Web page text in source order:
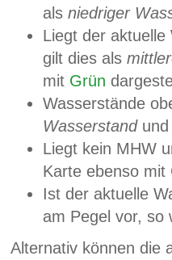
als niedriger
Liegt der
gilt dies als
mit Grün
Wasserstände
Wasserstandund
Liegt kein MHW
Karte ebenso mit
Ist der aktuelle
am Pegel vor,
Alternativ können die